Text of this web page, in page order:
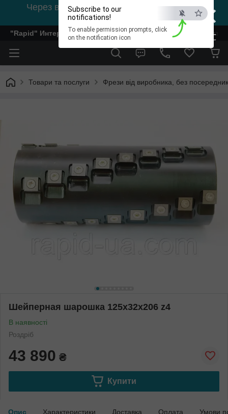
×
ESC
Subscribe to our
notifications!
To enable permission prompts, click
on the notification icon
Через відсутність світла, зв'язок на viber
0978002056
"Rapid" Интернет-магазин деревообрабатывающего
Товари та послуги Фрези від виробника, без
Шейперная шарошка 125х32х206 z4
В наявності
Роздріб
43 890 ₴
Купити
Опис Характеристики Доставка Оплата Умови